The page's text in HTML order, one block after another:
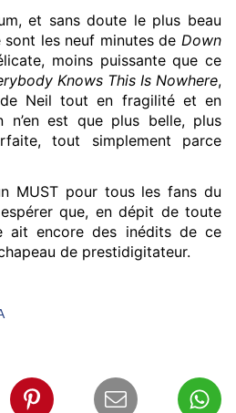
et sans doute le plus beau
les neuf minutes de Down
moins puissante que ce
Knows This Is Nowhere,
Neil tout en fragilité et en
n’en est que plus belle, plus
tout simplement parce
MUST pour tous les fans du
que, en dépit de toute
ait encore des inédits de ce
de prestidigitateur.